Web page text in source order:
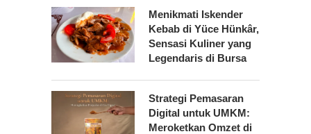
Menikmati Iskender
Kebab di Yüce Hünkâr,
Sensasi Kuliner yang
Legendaris di Bursa
Strategi Pemasaran
Digital untuk UMKM:
Meroketkan Omzet di